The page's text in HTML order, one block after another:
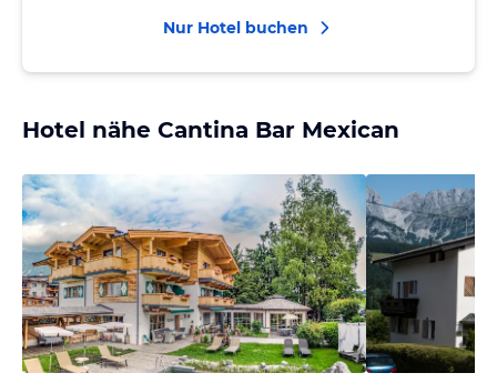
Nur Hotel buchen
Hotel nähe Cantina Bar Mexican